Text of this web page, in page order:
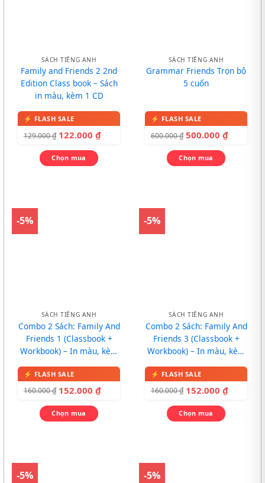
SÁCH TIẾNG ANH
Family and Friends 2 2nd
Edition Class book – Sách
in màu, kèm 1 CD
129.000₫ 122.000 ₫
Chọn mua
SÁCH TIẾNG ANH
Grammar Friends Trọn bộ
5 cuốn
600.000₫ 500.000 ₫
Chọn mua
-5%
SÁCH TIẾNG ANH
Combo 2 Sách: Family And
Friends 1 (Classbook +
Workbook) – In màu, kèm
160.000₫ 152.000 ₫
Chọn mua
-5%
SÁCH TIẾNG ANH
Combo 2 Sách: Family And
Friends 3 (Classbook +
Workbook) – In màu, kèm
160.000₫ 152.000 ₫
Chọn mua
-5% -5%